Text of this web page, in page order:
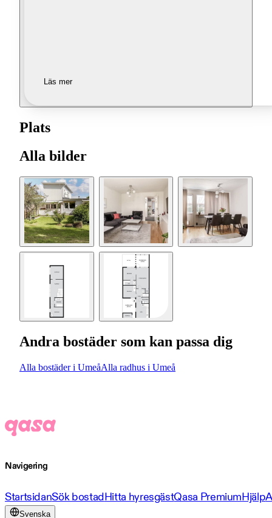
Läs mer
Plats
Alla bilder
Andra bostäder som kan passa dig
Alla bostäder i UmeåAlla radhus i Umeå
Navigering
StartsidanSök bostadHitta hyresgästQasa PremiumHjälp
Svenska